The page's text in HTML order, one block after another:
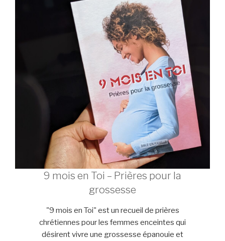
9 mois en Toi – Prières pour la
grossesse
"9 mois en Toi" est un recueil de prières
chrétiennes pour les femmes enceintes qui
désirent vivre une grossesse épanouie et